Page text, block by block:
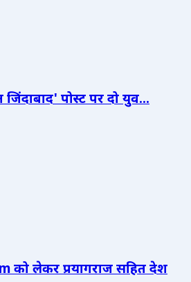
पोस्ट पर दो युव...
को लेकर प्रयागराज सहित देश